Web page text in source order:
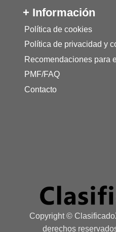
+ Información
Política de cookies
Política de privacidad y
Recomendaciones para
PMF/FAQ
Contacto
Copyright ©
derechos